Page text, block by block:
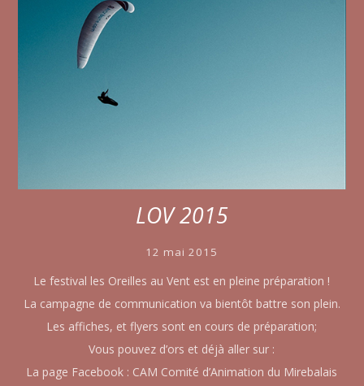
LOV 2015
12 mai 2015
Le festival les Oreilles au Vent est en pleine préparation !
La campagne de communication va bientôt battre son plein.
Les affiches, et flyers sont en cours de préparation;
Vous pouvez d’ors et déjà aller sur :
La page Facebook : CAM Comité d’Animation du Mirebalais